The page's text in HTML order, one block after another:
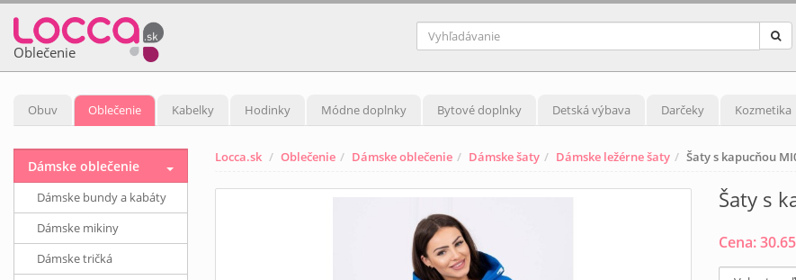
Oblečenie
Obuv Oblečenie Kabelky Hodinky Módne doplnky Bytové doplnky Detská výbava Darčeky Kozmetika
Locca.sk Oblečenie Dámske oblečenie Dámske šaty Dámske ležérne šaty Šaty s kapucňou
Šaty s
Cena:30.65
Dámske oblečenie
Dámske bundy a kabáty
Dámske mikiny
Dámske tričká